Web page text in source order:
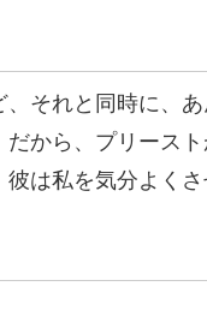
それと同時に、
から、プリース
は私を気分よく